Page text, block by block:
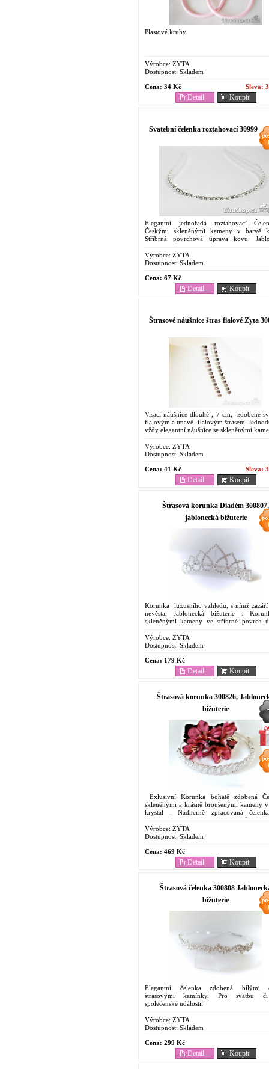
Plastové kruhy.
Výrobce: ZYTA
Dostupnost: Skladem
Cena: 34 Kč Sleva:
Koupit
Detail
Svatební čelenka roztahovací 30999
Elegantní jednořadá roztahovací
Českými skleněnými kameny v barvě
Stříbrná povrchová úprava kovu.
Výrobce: ZYTA
Dostupnost: Skladem
Cena: 67 Kč
Koupit
Detail
Štrasové náušnice štras fialové Zyta
Visací náušnice dlouhé , 7 cm, zdobené
fialovým a tmavě fialovým štrasem.
vždy elegantní náušnice se skleněnými
Výrobce: ZYTA
Dostupnost: Skladem
Cena: 41 Kč Sleva:
Koupit
Detail
Štrasová korunka Diadém 300807,
jablonecká bižuterie
Korunka luxusního vzhledu, s nímž zazáří
nevěsta. Jablonecká bižuterie .
skleněnými kameny ve stříbrné povrch
hřebenu k Diadému a...
Výrobce: ZYTA
Dostupnost: Skladem
Cena: 179 Kč
Koupit
Detail
Štrasová korunka 300826,
bižuterie
Exlusivní Korunka bohatě zdobená
skleněnými a krásně broušenými kameny
krystal . Nádherně zpracovaná
slavnostní příležitosti. Vnitřní průměr
korunka je...
Výrobce: ZYTA
Dostupnost: Skladem
Cena: 469 Kč
Koupit
Detail
Štrasová čelenka 300808
bižuterie
Elegantní čelenka zdobená bílými
štrasovými kamínky. Pro svatbu
společenské události.
Výrobce: ZYTA
Dostupnost: Skladem
Cena: 299 Kč
Koupit
Detail